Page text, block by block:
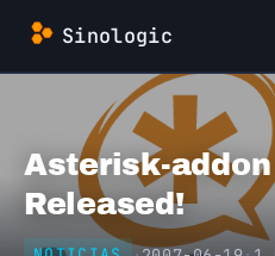
Saltar
contenido
Sinologic
Asterisk-
Released!